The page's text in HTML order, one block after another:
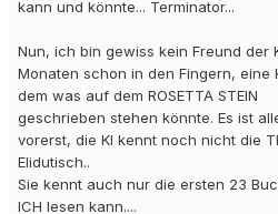
kann und könnte... Terminator...
Nun, ich bin gewiss kein Freund der
Monaten schon in den Fingern, eine
dem was auf dem ROSETTA STEIN
geschrieben stehen könnte. Es ist
vorerst, die KI kennt noch nicht die
Elidutisch..
Sie kennt auch nur die ersten 23
ICH lesen kann....